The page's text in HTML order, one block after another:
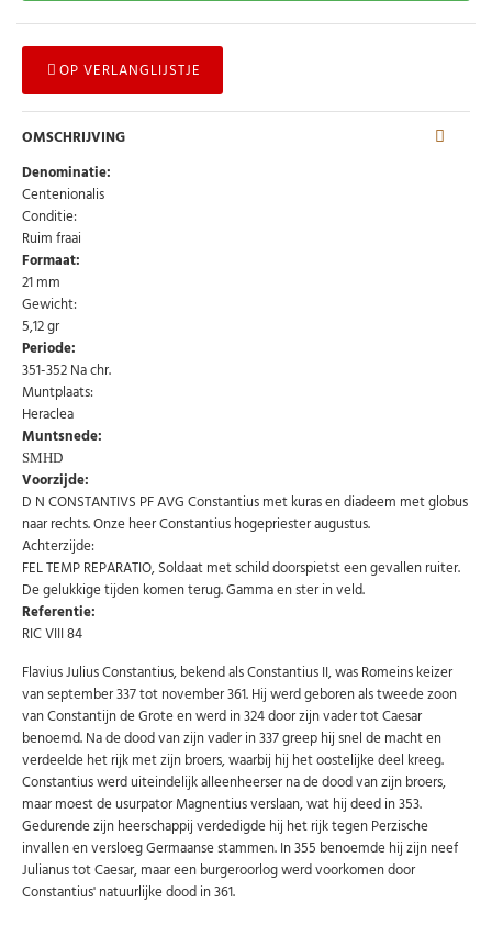
Schrijf u in voor onze gratis nieuwsbrief en ontvang
speciale aanbiedingen.
Uw
email
AANMELDEN
Uw gegevens worden niet gedeeld met derden
Niet meer opnieuw tonen.
OP VERLANGLIJSTJE
OMSCHRIJVING
Denominatie:
Centenionalis
Conditie:
Ruim fraai
Formaat:
21 mm
Gewicht:
5,12 gr
Periode:
351-352 Na chr.
Muntplaats:
Heraclea
Muntsnede:
SMHD
Voorzijde:
D N CONSTANTIVS PF AVG Constantius met kuras en diadeem met globus
naar rechts. Onze heer Constantius hogepriester augustus.
Achterzijde:
FEL TEMP REPARATIO, Soldaat met schild doorspietst een gevallen ruiter.
De gelukkige tijden komen terug. Gamma en ster in veld.
Referentie:
RIC VIII 84
Flavius Julius Constantius, bekend als Constantius II, was Romeins keizer
van september 337 tot november 361. Hij werd geboren als tweede zoon
van Constantijn de Grote en werd in 324 door zijn vader tot Caesar
benoemd. Na de dood van zijn vader in 337 greep hij snel de macht en
verdeelde het rijk met zijn broers, waarbij hij het oostelijke deel kreeg.
Constantius werd uiteindelijk alleenheerser na de dood van zijn broers,
maar moest de usurpator Magnentius verslaan, wat hij deed in 353.
Gedurende zijn heerschappij verdedigde hij het rijk tegen Perzische
invallen en versloeg Germaanse stammen. In 355 benoemde hij zijn neef
Julianus tot Caesar, maar een burgeroorlog werd voorkomen door
Constantius' natuurlijke dood in 361.